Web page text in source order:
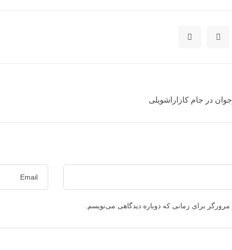
در جام کازاراشویلی
برای زمانی که دوباره دیدگاهی می‌نویسم.